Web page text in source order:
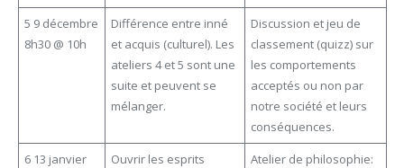
5 9 décembre
8h30 @ 10h
Différence entre inné
et acquis (culturel). Les
ateliers 4 et 5 sont une
suite et peuvent se
mélanger.
Discussion et jeu de
classement (quizz) sur
les comportements
acceptés ou non par
notre société et leurs
conséquences.
6 13 janvier
Ouvrir les esprits
Atelier de philosophie: